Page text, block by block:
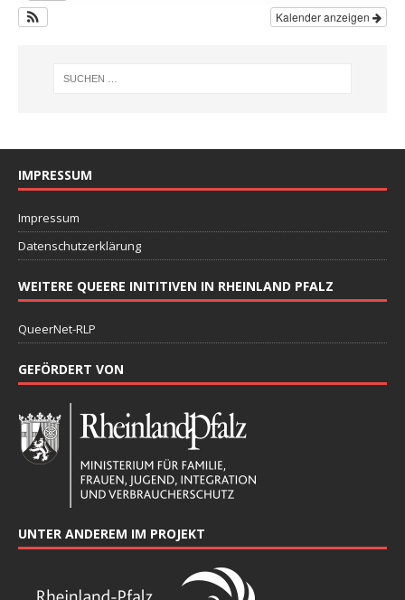
Kalender anzeigen
IMPRESSUM
Impressum
Datenschutzerklärung
WEITERE QUEERE INITITIVEN IN RHEINLAND PFALZ
QueerNet-RLP
GEFÖRDERT VON
UNTER ANDEREM IM PROJEKT